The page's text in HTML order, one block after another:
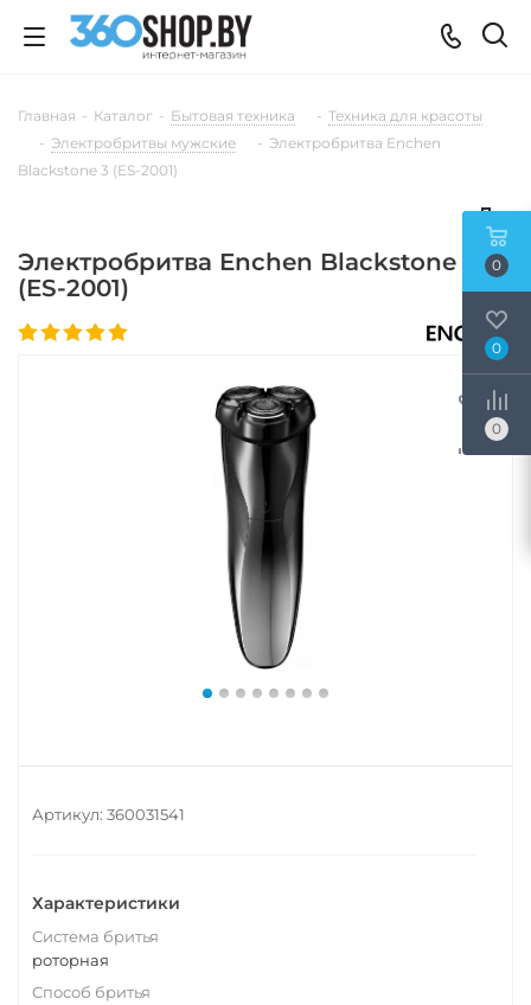
Главная - Каталог - Бытовая техника - Техника для красоты
- Электробритвы мужские - Электробритва Enchen
Blackstone 3 (ES-2001)
Электробритва Enchen Blackstone 3
(ES-2001)
Артикул: 360031541
Характеристики
Система бритья
роторная
Способ бритья
0
0
0